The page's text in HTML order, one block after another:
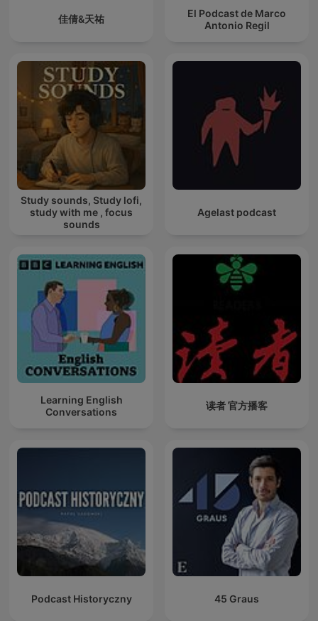
佳倩&天祐
El Podcast de Marco
Antonio Regil
Study sounds, Study lofi,
study with me , focus
sounds
Agelast podcast
Learning English
Conversations
读者 官方播客
Podcast Historyczny 45 Graus